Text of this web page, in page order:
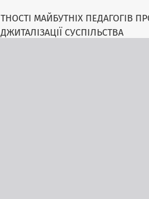
МАЙБУТНІХ ПЕДАГОГІВ
СУСПІЛЬСТВА